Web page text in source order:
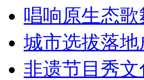
唱响原生态
城市选拔落
非遗节目秀